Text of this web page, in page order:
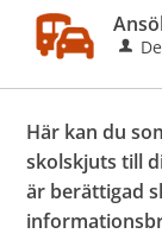
Här kan du
skolskjuts till
är berättigad